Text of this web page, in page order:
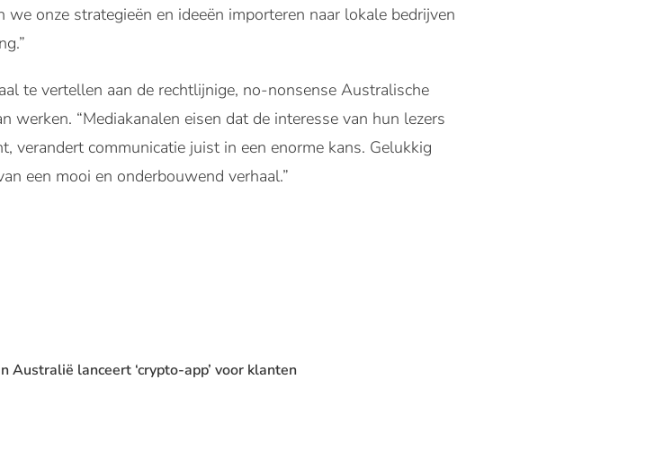
onze strategieën en ideeën importeren naar lokale bedrijven
te vertellen aan de rechtlijnige, no-nonsense Australische
werken. “Mediakanalen eisen dat de interesse van hun lezers
verandert communicatie juist in een enorme kans. Gelukkig
een mooi en onderbouwend verhaal.”
Australië lanceert ‘crypto-app’ voor klanten